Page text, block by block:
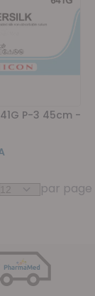
P-3 45cm -
par page